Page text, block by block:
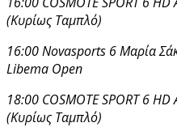
(Κυρίως Ταμπλό)
16:00 Novasports 6 Μαρία
Libema Open
18:00 COSMOTE SPORT 6
(Κυρίως Ταμπλό)